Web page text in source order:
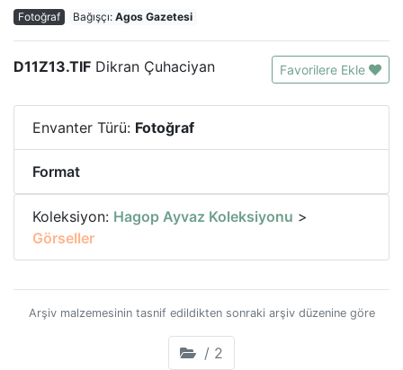
Fotoğraf Bağışçı: Agos Gazetesi
Favorilere Ekle
D11Z13.TIF Dikran Çuhaciyan
Envanter Türü: Fotoğraf
Format
Koleksiyon: Hagop Ayvaz Koleksiyonu >
Görseller
Arşiv malzemesinin tasnif edildikten sonraki arşiv düzenine göre
/ 2